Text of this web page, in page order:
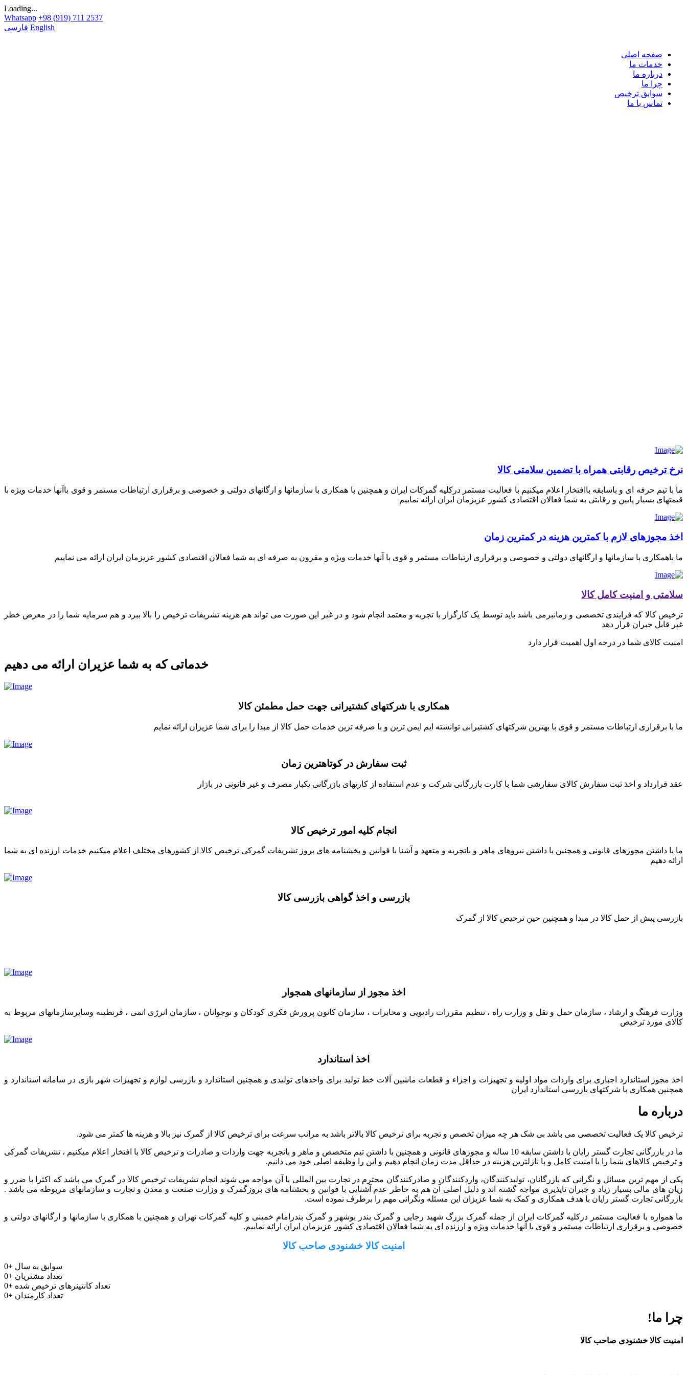
Loading...
Whatsapp +98 (919) 711 2537
فارسی English
صفحه اصلی
خدمات ما
درباره ما
چرا ما
سوابق ترخیص
تماس با ما
نرخ ترخیص رقابتی همراه با تضمین سلامتی کالا
ما با تیم حرفه ای و باسابقه باافتخار اعلام میکنیم با فعالیت مستمر درکلیه گمرکات ایران و همچنین با همکاری با سازمانها و ارگانهای دولتی و خصوصی و برقراری ارتباطات مستمر و قوی باآنها خدمات ویژه با
قیمتهای بسیار پایین و رقابتی به شما فعالان اقتصادی کشور عزیزمان ایران ارائه نماییم
اخذ مجوزهای لازم با کمترین هزینه در کمترین زمان
ما باهمکاری با سازمانها و ارگانهای دولتی و خصوصی و برقراری ارتباطات مستمر و قوی با آنها خدمات ویژه و مقرون به صرفه ای به شما فعالان اقتصادی کشور عزیزمان ایران ارائه می نماییم
سلامتی و امنیت کامل کالا
ترخیص کالا که فرایندی تخصصی و زمانبرمی باشد باید توسط یک کارگزار با تجربه و معتمد انجام شود و در غیر این صورت می تواند هم هزینه تشریفات ترخیص را بالا ببرد و هم سرمایه شما را در معرض خطر
غیر قابل جبران قرار دهد
امنیت کالای شما در درجه اول اهمیت قرار دارد
خدماتی که به شما عزیران ارائه می دهیم
همکاری با شرکتهای کشتیرانی جهت حمل مطمئن کالا
ما با برقراری ارتباطات مستمر و قوی با بهترین شرکتهای کشتیرانی توانسته ایم ایمن ترین و با صرفه ترین خدمات حمل کالا از مبدا را برای شما عزیزان ارائه نمایم
ثبت سفارش در کوتاهترین زمان
عقد قرارداد و اخذ ثبت سفارش کالای سفارشی شما با کارت بازرگانی شرکت و عدم استفاده از کارتهای بازرگانی یکبار مصرف و غیر قانونی در بازار
انجام کلیه امور ترخیص کالا
ما با داشتن مجوزهای قانونی و همچنین با داشتن نیروهای ماهر و باتجربه و متعهد و آشنا با قوانین و بخشنامه های بروز تشریفات گمرکی ترخیص کالا از کشورهای مختلف اعلام میکنیم خدمات ارزنده ای به شما
ارائه دهیم
بازرسی و اخذ گواهی بازرسی کالا
بازرسی پیش از حمل کالا در مبدا و همچنین حین ترخیص کالا از گمرک
اخذ مجوز از سازمانهای همجوار
وزارت فرهنگ و ارشاد ، سازمان حمل و نقل و وزارت راه ، تنظیم مقررات رادیویی و مخابرات ، سازمان کانون پرورش فکری کودکان و نوجوانان ، سازمان انرژی اتمی ، قرنظینه وسایرسازمانهای مربوط به
کالای مورد ترخیص
اخذ استاندارد
اخذ مجوز استاندارد اجباری برای واردات مواد اولیه و تجهیزات و اجزاء و قطعات ماشین آلات خط تولید برای واحدهای تولیدی و همچنین استاندارد و بازرسی لوازم و تجهیزات شهر بازی در سامانه استاندارد و
همچنین همکاری با شرکتهای بازرسی استاندارد ایران
درباره ما
ترخیص کالا یک فعالیت تخصصی می باشد بی شک هر چه میزان تخصص و تجربه برای ترخیص کالا بالاتر باشد به مراتب سرعت برای ترخیص کالا از گمرک نیز بالا و هزینه ها کمتر می شود.
ما در بازرگانی تجارت گستر رایان با داشتن سابقه 10 ساله و مجوزهای قانونی و همچنین با داشتن تیم متخصص و ماهر و باتجربه جهت واردات و صادرات و ترخیص کالا با افتخار اعلام میکنیم ، تشریفات گمرکی
و ترخیص کالاهای شما را با امنیت کامل و با نازلترین هزینه در حداقل مدت زمان انجام دهیم و این را وظیفه اصلی خود می دانیم.
یکی از مهم ترین مسائل و نگرانی که بازرگانان، تولیدکنندگان، واردکنندگان و صادرکنندگان محترم در تجارت بین المللی با آن مواجه می شوند انجام تشریفات ترخیص کالا در گمرک می باشد که اکثرا با ضرر و
زیان های مالی بسیار زیاد و جبران ناپذیری مواجه گشته اند و دلیل اصلی آن هم به خاطر عدم آشنایی با قوانین و بخشنامه های بروزگمرک و وزارت صنعت و معدن و تجارت و سازمانهای مربوطه می باشد .
بازرگانی تجارت گستر رایان با هدف همکاری و کمک به شما عزیزان این مسئله ونگرانی مهم را برطرف نموده است.
ما همواره با فعالیت مستمر درکلیه گمرکات ایران از جمله گمرک بزرگ شهید رجایی و گمرک بندر بوشهر و گمرک بندرامام خمینی و کلیه گمرکات تهران و همچنین با همکاری با سازمانها و ارگانهای دولتی و
خصوصی و برقراری ارتباطات مستمر و قوی با آنها خدمات ویژه و ارزنده ای به شما فعالان اقتصادی کشور عزیزمان ایران ارائه نماییم.
امنیت کالا خشنودی صاحب کالا
0+ سوابق به سال
0+ تعداد مشتریان
0+ تعداد کانتینرهای ترخیص شده
0+ تعداد کارمندان
چرا ما!
امنیت کالا خشنودی صاحب کالا